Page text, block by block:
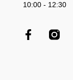
10:00 - 12:30